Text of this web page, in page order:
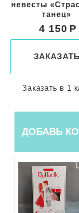
невесты
танец»
4 150
ЗАКАЗАТЬ
Заказать в 1
ДОБАВЬ